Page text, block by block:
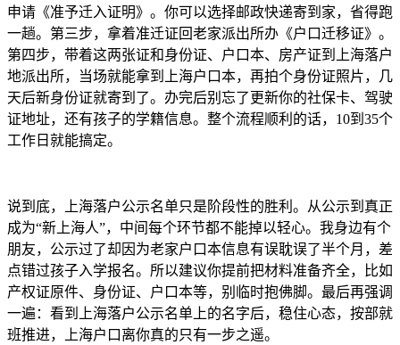
申请《准予迁入证明》。你可以选择邮政快递寄到家，省得跑
一趟。第三步，拿着准迁证回老家派出所办《户口迁移证》。
第四步，带着这两张证和身份证、户口本、房产证到上海落户
地派出所，当场就能拿到上海户口本，再拍个身份证照片，几
天后新身份证就寄到了。办完后别忘了更新你的社保卡、驾驶
证地址，还有孩子的学籍信息。整个流程顺利的话，10到35个
工作日就能搞定。
说到底，上海落户公示名单只是阶段性的胜利。从公示到真正
成为“新上海人”，中间每个环节都不能掉以轻心。我身边有个
朋友，公示过了却因为老家户口本信息有误耽误了半个月，差
点错过孩子入学报名。所以建议你提前把材料准备齐全，比如
产权证原件、身份证、户口本等，别临时抱佛脚。最后再强调
一遍：看到上海落户公示名单上的名字后，稳住心态，按部就
班推进，上海户口离你真的只有一步之遥。